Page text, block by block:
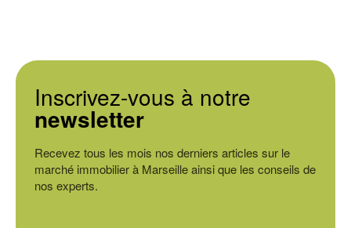
Inscrivez-vous à notre
newsletter
Recevez tous les mois nos derniers articles sur le
marché immobilier à Marseille ainsi que les conseils de
nos experts.